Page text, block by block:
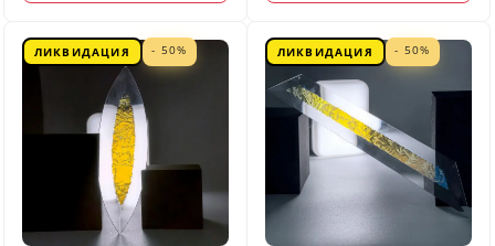
ЛИКВИДАЦИЯ - 50% ЛИКВИДАЦИЯ - 50%